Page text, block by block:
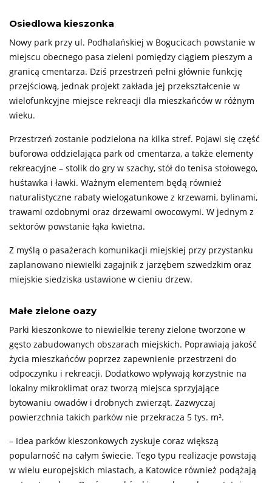
Osiedlowa kieszonka
Nowy park przy ul. Podhalańskiej w Bogucicach powstanie w
miejscu obecnego pasa zieleni pomiędzy ciągiem pieszym a
granicą cmentarza. Dziś przestrzeń pełni głównie funkcję
przejściową, jednak projekt zakłada jej przekształcenie w
wielofunkcyjne miejsce rekreacji dla mieszkańców w różnym
wieku.
Przestrzeń zostanie podzielona na kilka stref. Pojawi się część
buforowa oddzielająca park od cmentarza, a także elementy
rekreacyjne – stolik do gry w szachy, stół do tenisa stołowego,
huśtawka i ławki. Ważnym elementem będą również
naturalistyczne rabaty wielogatunkowe z krzewami, bylinami,
trawami ozdobnymi oraz drzewami owocowymi. W jednym z
sektorów powstanie łąka kwietna.
Z myślą o pasażerach komunikacji miejskiej przy przystanku
zaplanowano niewielki zagajnik z jarzębem szwedzkim oraz
miejskie siedziska ustawione w cieniu drzew.
Małe zielone oazy
Parki kieszonkowe to niewielkie tereny zielone tworzone w
gęsto zabudowanych obszarach miejskich. Poprawiają jakość
życia mieszkańców poprzez zapewnienie przestrzeni do
odpoczynku i rekreacji. Dodatkowo wpływają korzystnie na
lokalny mikroklimat oraz tworzą miejsca sprzyjające
bytowaniu owadów i drobnych zwierząt. Zazwyczaj
powierzchnia takich parków nie przekracza 5 tys. m².
– Idea parków kieszonkowych zyskuje coraz większą
popularność na całym świecie. Tego typu realizacje powstają
w wielu europejskich miastach, a Katowice również podążają